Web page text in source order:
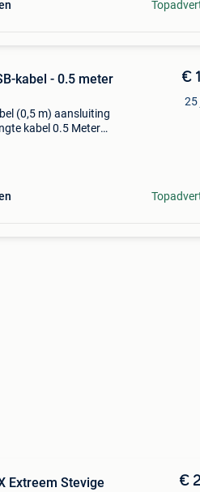
kabel - 0.5 meter
(0,5 m) aansluiting
kabel 0.5 Meter
€
25
Extreem Stevige
€